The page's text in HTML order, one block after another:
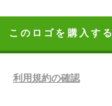
このロゴを購入する
利用規約の確認